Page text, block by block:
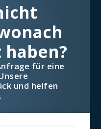
haben?
für eine
und helfen